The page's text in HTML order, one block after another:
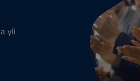
yli